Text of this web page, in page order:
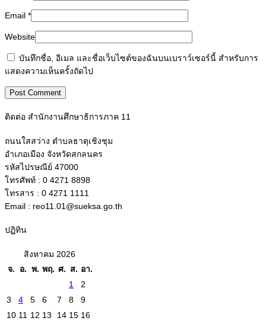
Email *
Website
บันทึกชื่อ, อีเมล และชื่อเว็บไซต์ของฉันบนเบราว์เซอร์นี้ สำหรับการ
แสดงความเห็นครั้งถัดไป
ติดต่อ สำนักงานศึกษาธิการภาค 11
ถนนใสสว่าง ตำบลธาตุเชิงชุม
อำเภอเมือง จังหวัดสกลนคร
รหัสไปรษณีย์ 47000
โทรศัพท์ : 0 4271 8898
โทรสาร : 0 4271 1111
Email : reo11.01@sueksa.go.th
ปฏิทิน
สิงหาคม 2026
จ.
อ. พ. พฤ. ศ. ส. อา.
1
2
3
4 5 6 7 8
9
10 11 12 13 14 15 16